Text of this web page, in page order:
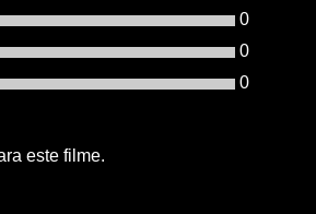
0
0
0
este filme.